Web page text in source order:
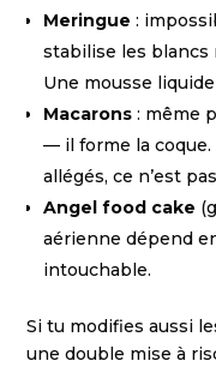
Meringue :
stabilise les blancs
Une mousse
Macarons : même
— il forme la
allégés, ce n’est
Angel food cake
aérienne dépend
intouchable.
Si tu modifies aussi
une double mise à